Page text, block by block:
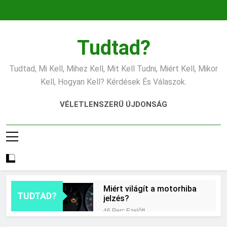
Tudtad?
Tudtad, Mi Kell, Mihez Kell, Mit Kell Tudni, Miért Kell, Mikor
Kell, Hogyan Kell? Kérdések És Válaszok.
VÉLETLENSZERŰ ÚJDONSÁG
TUDTAD?
Miért világít a motorhiba
jelzés?
46 Perc Ezelőtt